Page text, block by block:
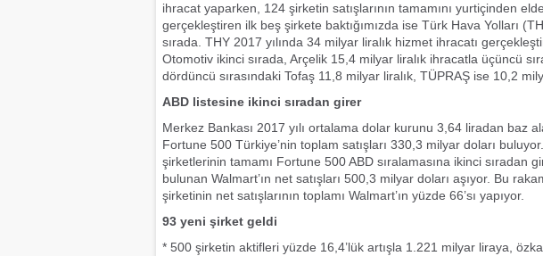
ihracat yaparken, 124 şirketin satışlarının tamamını yurtiçinden
gerçekleştiren ilk beş şirkete baktığımızda ise Türk Hava Yolları
sırada. THY 2017 yılında 34 milyar liralık hizmet ihracatı
Otomotiv ikinci sırada, Arçelik 15,4 milyar liralık ihracatla üçüncü
dördüncü sırasındaki Tofaş 11,8 milyar liralık, TÜPRAŞ ise 10,2
ABD listesine ikinci sıradan girer
Merkez Bankası 2017 yılı ortalama dolar kurunu 3,64 liradan baz
Fortune 500 Türkiye’nin toplam satışları 330,3 milyar doları
şirketlerinin tamamı Fortune 500 ABD sıralamasına ikinci sıradan
bulunan Walmart’ın net satışları 500,3 milyar doları aşıyor. Bu
şirketinin net satışlarının toplamı Walmart’ın yüzde 66’sı yapıyor.
93 yeni şirket geldi
* 500 şirketin aktifleri yüzde 16,4’lük artışla 1.221 milyar liraya,